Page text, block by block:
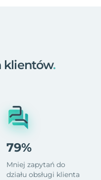
klientów.
79%
Mniej zapytań do
działu obsługi klienta